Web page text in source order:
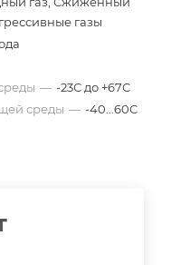
газы
— -23С до +67С
среды — -40...60С